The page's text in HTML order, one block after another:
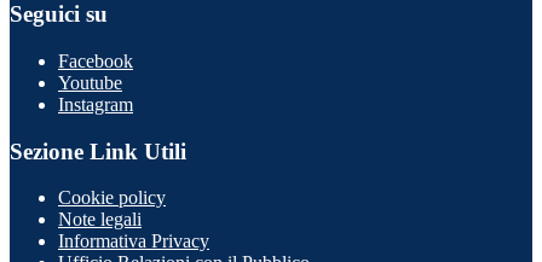
Seguici su
Facebook
Youtube
Instagram
Sezione Link Utili
Cookie policy
Note legali
Informativa Privacy